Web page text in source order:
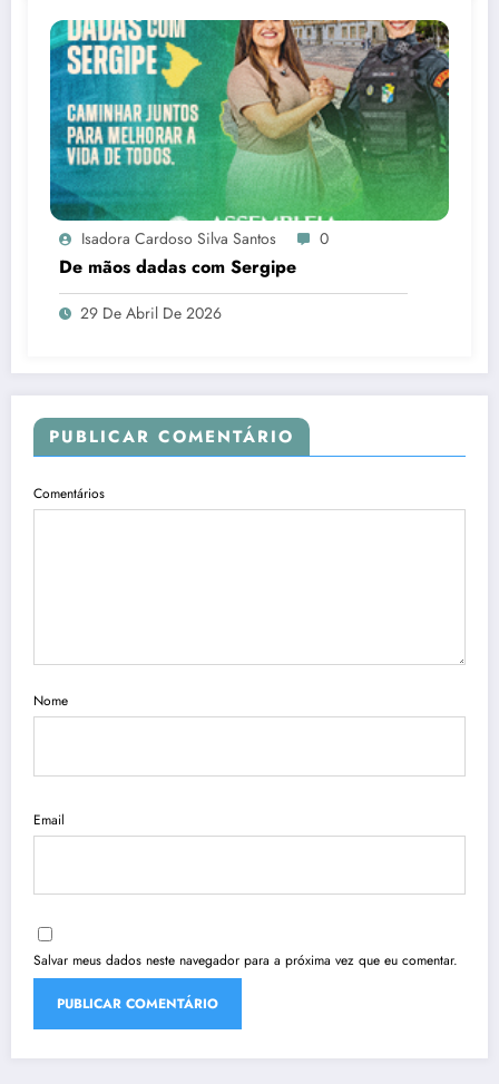
Isadora Cardoso Silva Santos 0
De mãos dadas com Sergipe
29 De Abril De 2026
PUBLICAR COMENTÁRIO
Comentários
Nome
Email
Salvar meus dados neste navegador para a próxima vez que eu comentar.